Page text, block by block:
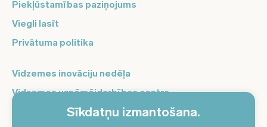
Sīkdatņu izmantošana.
Piekļūstamības paziņojums
Viegli lasīt
Privātuma politika
Vidzemes inovāciju nedēļa
Vidzemes uzņēmējdarbības centrs
Balso Vidzeme